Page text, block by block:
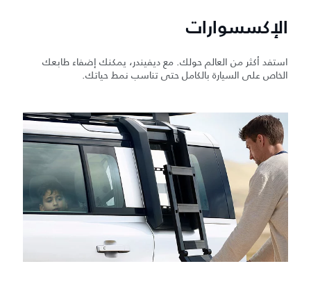
الإكسسوارات
استفد أكثر من العالم حولك. مع ديفيندر، يمكنك إضفاء طابعك
الخاص على السيارة بالكامل حتى تناسب نمط حياتك.